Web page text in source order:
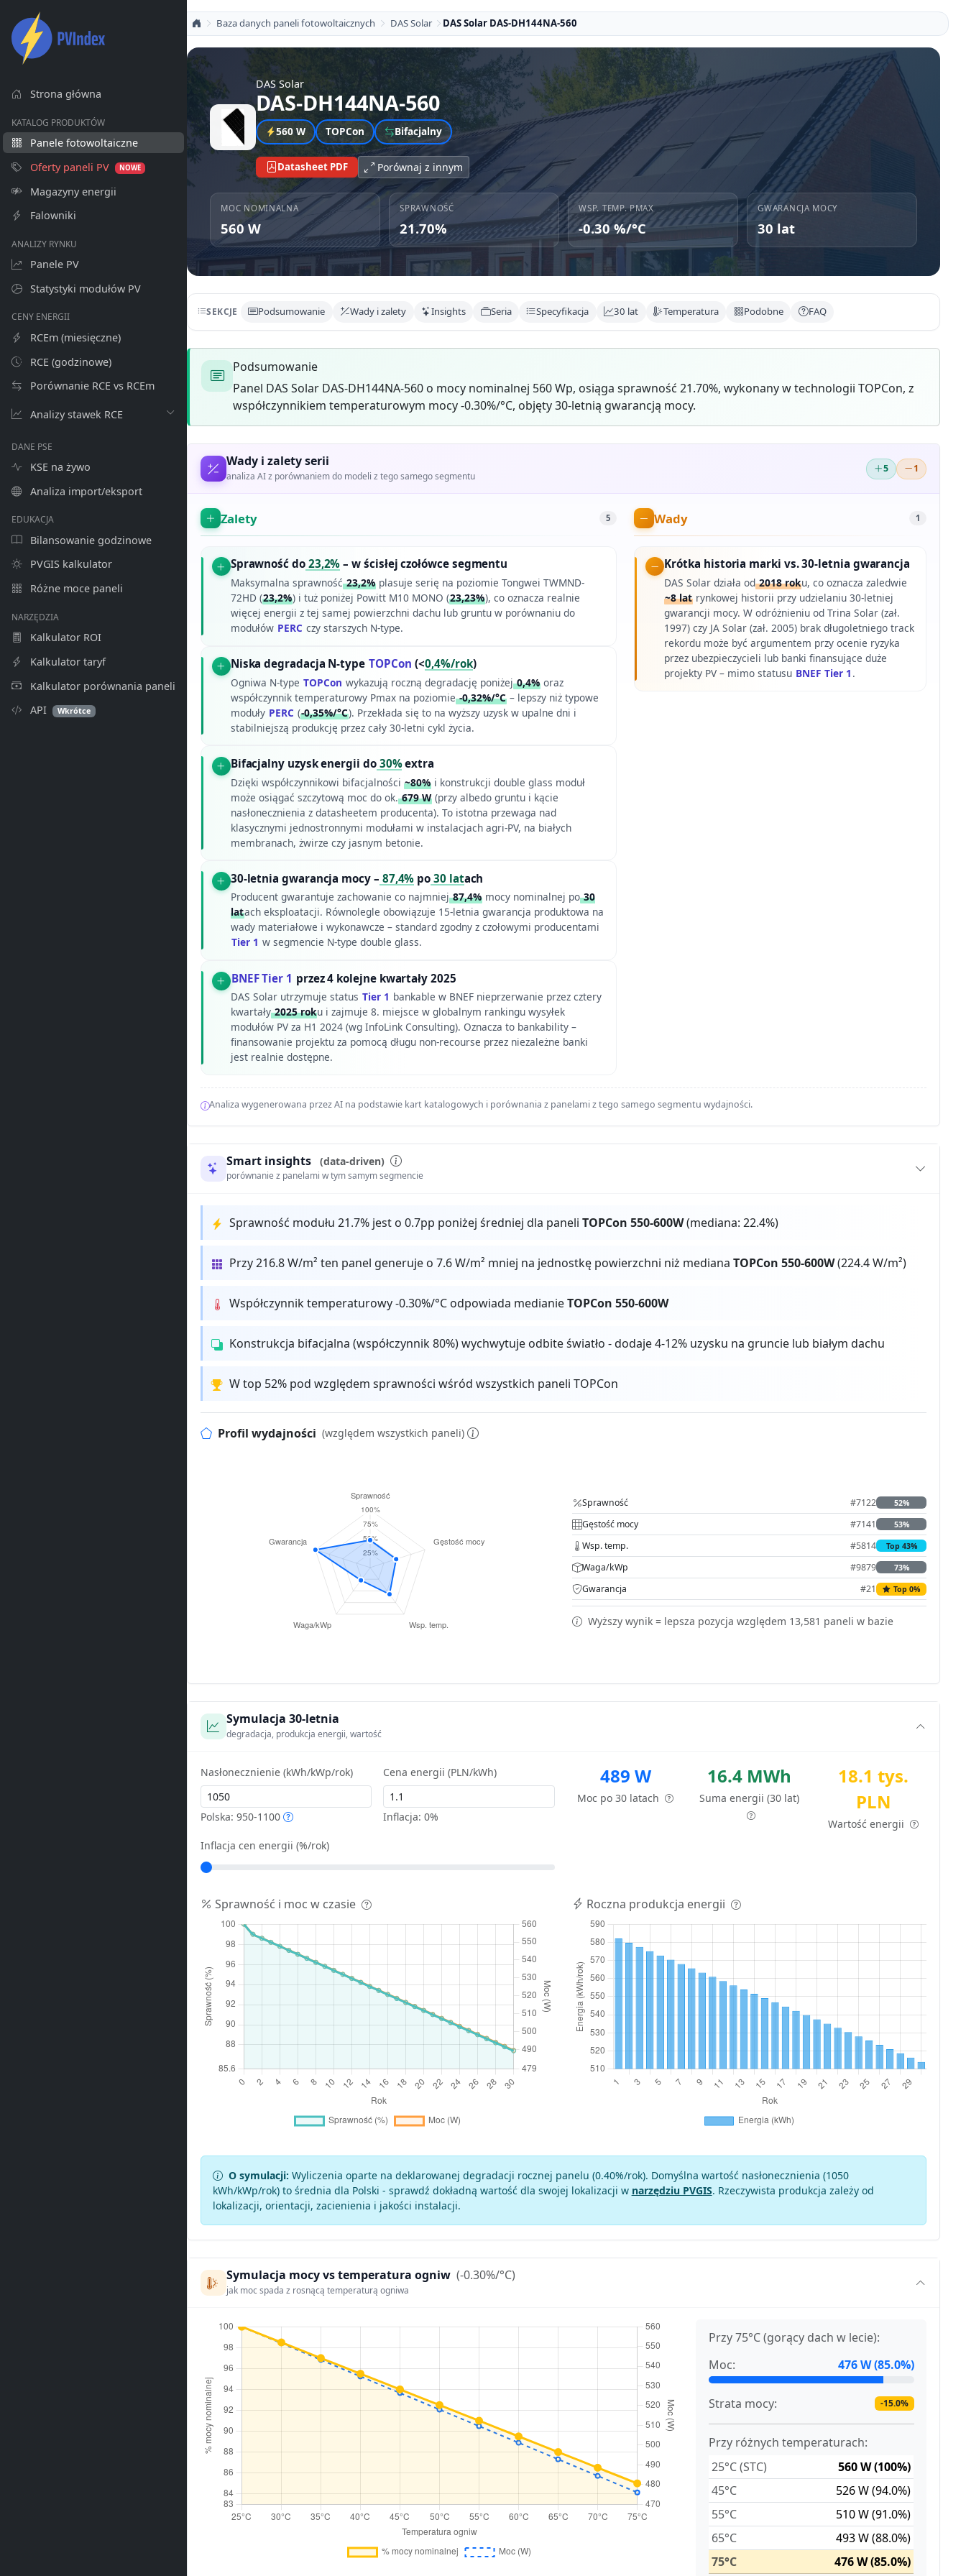
Strona główna
KATALOG PRODUKTÓW
Panele fotowoltaiczne
Oferty paneli PV
NOWE
Magazyny energii
Falowniki
ANALIZY RYNKU
Panele PV
Statystyki modułów PV
CENY ENERGII
RCEm (miesięczne)
RCE (godzinowe)
Porównanie RCE vs RCEm
Analizy stawek RCE
DANE PSE
KSE na żywo
Analiza import/eksport
EDUKACJA
Bilansowanie godzinowe
PVGIS kalkulator
Różne moce paneli
NARZĘDZIA
Kalkulator ROI
Kalkulator taryf
Kalkulator porównania paneli
API
Wkrótce
Baza danych paneli fotowoltaicznych DAS Solar DAS Solar DAS-DH144NA-560
DAS Solar
DAS-DH144NA-560
560 W TOPCon Bifacjalny
Datasheet PDF Porównaj z innym
MOC NOMINALNA
560 W
SPRAWNOŚĆ
21.70%
WSP. TEMP. PMAX
-0.30 %/°C
GWARANCJA MOCY
30 lat
SEKCJE Podsumowanie Wady i zalety Insights Seria Specyfikacja 30 lat Temperatura Podobne FAQ
Podsumowanie
Panel DAS Solar DAS-DH144NA-560 o mocy nominalnej 560 Wp, osiąga sprawność 21.70%, wykonany w technologii TOPCon, z
współczynnikiem temperaturowym mocy -0.30%/°C, objęty 30-letnią gwarancją mocy.
Wady i zalety serii
analiza AI z porównaniem do modeli z tego samego segmentu
5 1
Zalety 5
Sprawność do23,2% – w ścisłej czołówce segmentu
Maksymalna sprawność23,2%plasuje serię na poziomie Tongwei TWMND-
72HD (23,2%) i tuż poniżej Powitt M10 MONO (23,23%), co oznacza realnie
więcej energii z tej samej powierzchni dachu lub gruntu w porównaniu do
modułów PERC czy starszych N-type.
Niska degradacja N-type TOPCon (<0,4%/rok)
Ogniwa N-type TOPCon wykazują roczną degradację poniżej0,4%oraz
współczynnik temperaturowy Pmax na poziomie-0,32%/°C– lepszy niż typowe
moduły PERC (-0,35%/°C). Przekłada się to na wyższy uzysk w upalne dni i
stabilniejszą produkcję przez cały 30-letni cykl życia.
Bifacjalny uzysk energii do30%extra
Dzięki współczynnikowi bifacjalności ~80%i konstrukcji double glass moduł
może osiągać szczytową moc do ok.679 W(przy albedo gruntu i kącie
nasłonecznienia z datasheetem producenta). To istotna przewaga nad
klasycznymi jednostronnymi modułami w instalacjach agri-PV, na białych
membranach, żwirze czy jasnym betonie.
30-letnia gwarancja mocy – 87,4% po 30 latach
Producent gwarantuje zachowanie co najmniej87,4%mocy nominalnej po30
latach eksploatacji. Równolegle obowiązuje 15-letnia gwarancja produktowa na
wady materiałowe i wykonawcze – standard zgodny z czołowymi producentami
Tier 1 w segmencie N-type double glass.
BNEF Tier 1 przez 4 kolejne kwartały 2025
DAS Solar utrzymuje status Tier 1 bankable w BNEF nieprzerwanie przez cztery
kwartały2025 roku i zajmuje 8. miejsce w globalnym rankingu wysyłek
modułów PV za H1 2024 (wg InfoLink Consulting). Oznacza to bankability –
finansowanie projektu za pomocą długu non-recourse przez niezależne banki
jest realnie dostępne.
Wady 1
Krótka historia marki vs. 30-letnia gwarancja
DAS Solar działa od2018 roku, co oznacza zaledwie
~8 lat rynkowej historii przy udzielaniu 30-letniej
gwarancji mocy. W odróżnieniu od Trina Solar (zał.
1997) czy JA Solar (zał. 2005) brak długoletniego track
rekordu może być argumentem przy ocenie ryzyka
przez ubezpieczycieli lub banki finansujące duże
projekty PV – mimo statusu BNEF Tier 1 .
Analiza wygenerowana przez AI na podstawie kart katalogowych i porównania z panelami z tego samego segmentu wydajności.
Smart insights (data-driven)
porównanie z panelami w tym samym segmencie
Sprawność modułu 21.7% jest o 0.7pp poniżej średniej dla paneliTOPCon 550-600W(mediana: 22.4%)
Przy 216.8 W/m² ten panel generuje o 7.6 W/m² mniej na jednostkę powierzchni niż medianaTOPCon 550-600W(224.4 W/m²)
Współczynnik temperaturowy -0.30%/°C odpowiada medianieTOPCon 550-600W
Konstrukcja bifacjalna (współczynnik 80%) wychwytuje odbite światło - dodaje 4-12% uzysku na gruncie lub białym dachu
W top 52% pod względem sprawności wśród wszystkich paneli TOPCon
Profil wydajności (względem wszystkich paneli)
Sprawność #7122 52%
Gęstość mocy #7141 53%
Wsp. temp. #5814 Top 43%
Waga/kWp #9879 73%
Gwarancja #21 Top 0%
Wyższy wynik = lepsza pozycja względem 13,581 paneli w bazie
Symulacja 30-letnia
degradacja, produkcja energii, wartość
Nasłonecznienie (kWh/kWp/rok)
Polska: 950-1100
Cena energii (PLN/kWh)
Inflacja:0%
Inflacja cen energii (%/rok)
489 W
Moc po 30 latach
16.4 MWh
Suma energii (30 lat)
18.1 tys.
PLN
Wartość energii
Sprawność i moc w czasie Roczna produkcja energii
O symulacji: Wyliczenia oparte na deklarowanej degradacji rocznej panelu (0.40%/rok). Domyślna wartość nasłonecznienia (1050
kWh/kWp/rok) to średnia dla Polski - sprawdź dokładną wartość dla swojej lokalizacji w narzędziu PVGIS. Rzeczywista produkcja zależy od
lokalizacji, orientacji, zacienienia i jakości instalacji.
Symulacja mocy vs temperatura ogniw (-0.30%/°C)
jak moc spada z rosnącą temperaturą ogniwa
Przy 75°C (gorący dach w lecie):
Moc:
476 W (85.0%)
Strata mocy: -15.0%
Przy różnych temperaturach:
25°C (STC)
560 W (100%)
45°C
526 W (94.0%)
55°C
510 W (91.0%)
65°C
493 W (88.0%)
75°C
476 W (85.0%)